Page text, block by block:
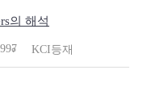
의 해석
KCI등재